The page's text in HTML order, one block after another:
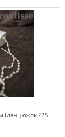
(ланцюжок 225